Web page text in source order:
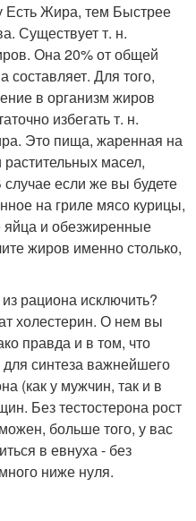
Жира, тем Быстрее
Существует т. н.
Она 20% от общей
составляет. Для того,
в организм жиров
избегать т. н.
Это пища, жаренная на
масел,
если же вы будете
на гриле мясо курицы,
и обезжиpенные
жиров именно столько,
рациона исключить?
холестерин. О нем вы
правда и в том, что
синтеза важнейшего
(как у мужчин, так и в
Без тестостерона рост
больше того, у вас
в евнуха - без
ниже нуля.